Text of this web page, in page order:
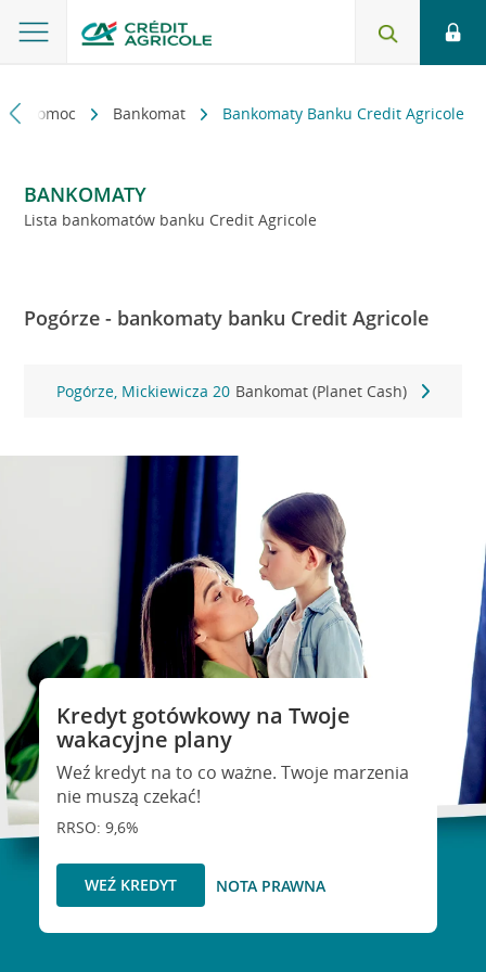
i pomoc Bankomat Bankomaty Banku Credit Agricole
BANKOMATY
Lista bankomatów banku Credit Agricole
Pogórze - bankomaty banku Credit Agricole
Pogórze, Mickiewicza 20 Bankomat (Planet Cash)
Kredyt gotówkowy na Twoje
wakacyjne plany
Weź kredyt na to co ważne. Twoje marzenia
nie muszą czekać!
RRSO: 9,6%
WEŹ KREDYT NOTA PRAWNA